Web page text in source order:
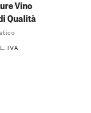
Vino
Qualità
IVA